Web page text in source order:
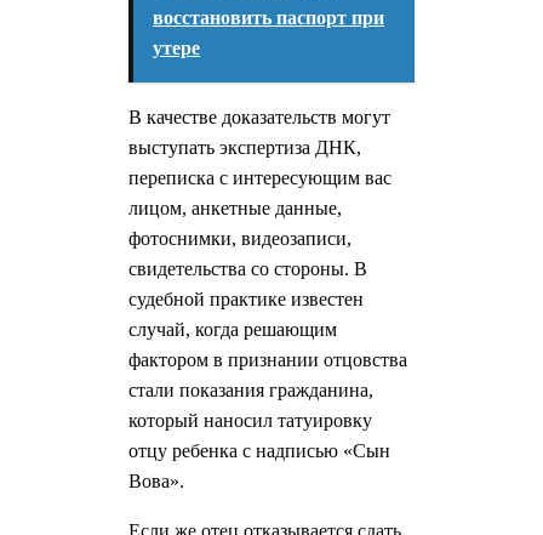
восстановить паспорт при
утере
В качестве доказательств могут
выступать экспертиза ДНК,
переписка с интересующим вас
лицом, анкетные данные,
фотоснимки, видеозаписи,
свидетельства со стороны. В
судебной практике известен
случай, когда решающим
фактором в признании отцовства
стали показания гражданина,
который наносил татуировку
отцу ребенка с надписью «Сын
Вова».